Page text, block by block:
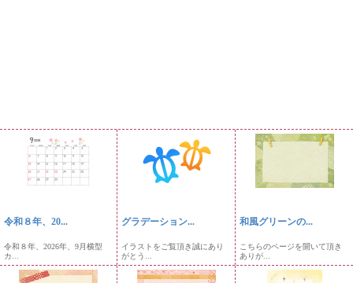
令和８年、20...
令和８年、2026年、9月横型
カ...
グラデーション...
イラストをご覧頂き誠にあり
がとう...
和風グリーンの...
こちらのページを開いて頂き
ありが...